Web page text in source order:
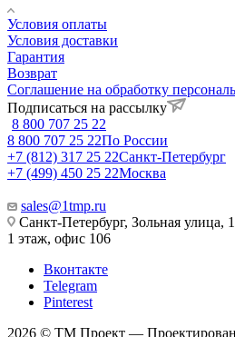
Условия оплаты
Условия доставки
Гарантия
Возврат
Соглашение на обработку
Подписаться на рассылку
8 800 707 25 22
8 800 707 25 22По России
+7 (812) 317 25 22Санкт-Петербург
+7 (499) 450 25 22Москва
sales@1tmp.ru
Санкт-Петербург, Зольная улица,
1 этаж, офис 106
Вконтакте
Telegram
Pinterest
2026 © ТМ Проект —